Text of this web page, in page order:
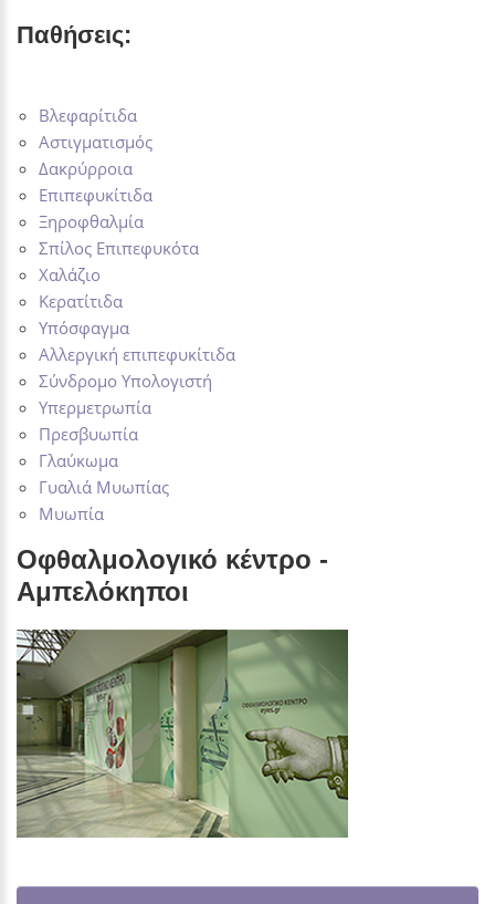
Παθήσεις:
Βλεφαρίτιδα
Αστιγματισμός
Δακρύρροια
Επιπεφυκίτιδα
Ξηροφθαλμία
Σπίλος Επιπεφυκότα
Χαλάζιο
Κερατίτιδα
Υπόσφαγμα
Αλλεργική επιπεφυκίτιδα
Σύνδρομο Υπολογιστή
Υπερμετρωπία
Πρεσβυωπία
Γλαύκωμα
Γυαλιά Μυωπίας
Μυωπία
Οφθαλμολογικό κέντρο -
Αμπελόκηποι